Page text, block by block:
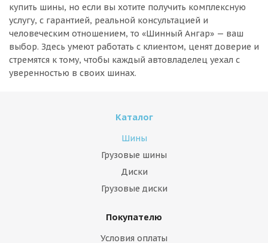
купить шины, но если вы хотите получить комплексную
услугу, с гарантией, реальной консультацией и
человеческим отношением, то «Шинный Ангар» — ваш
выбор. Здесь умеют работать с клиентом, ценят доверие и
стремятся к тому, чтобы каждый автовладелец уехал с
уверенностью в своих шинах.
Каталог
Шины
Грузовые шины
Диски
Грузовые диски
Покупателю
Условия оплаты